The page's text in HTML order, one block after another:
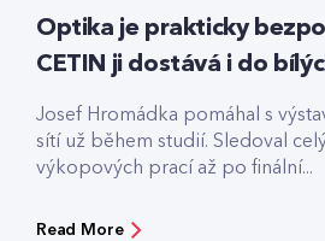
Optika je prakticky
CETIN ji dostává i do
Josef Hromádka pomáhal s
sítí už během studií. Sledoval
výkopových prací až po finální...
Read More